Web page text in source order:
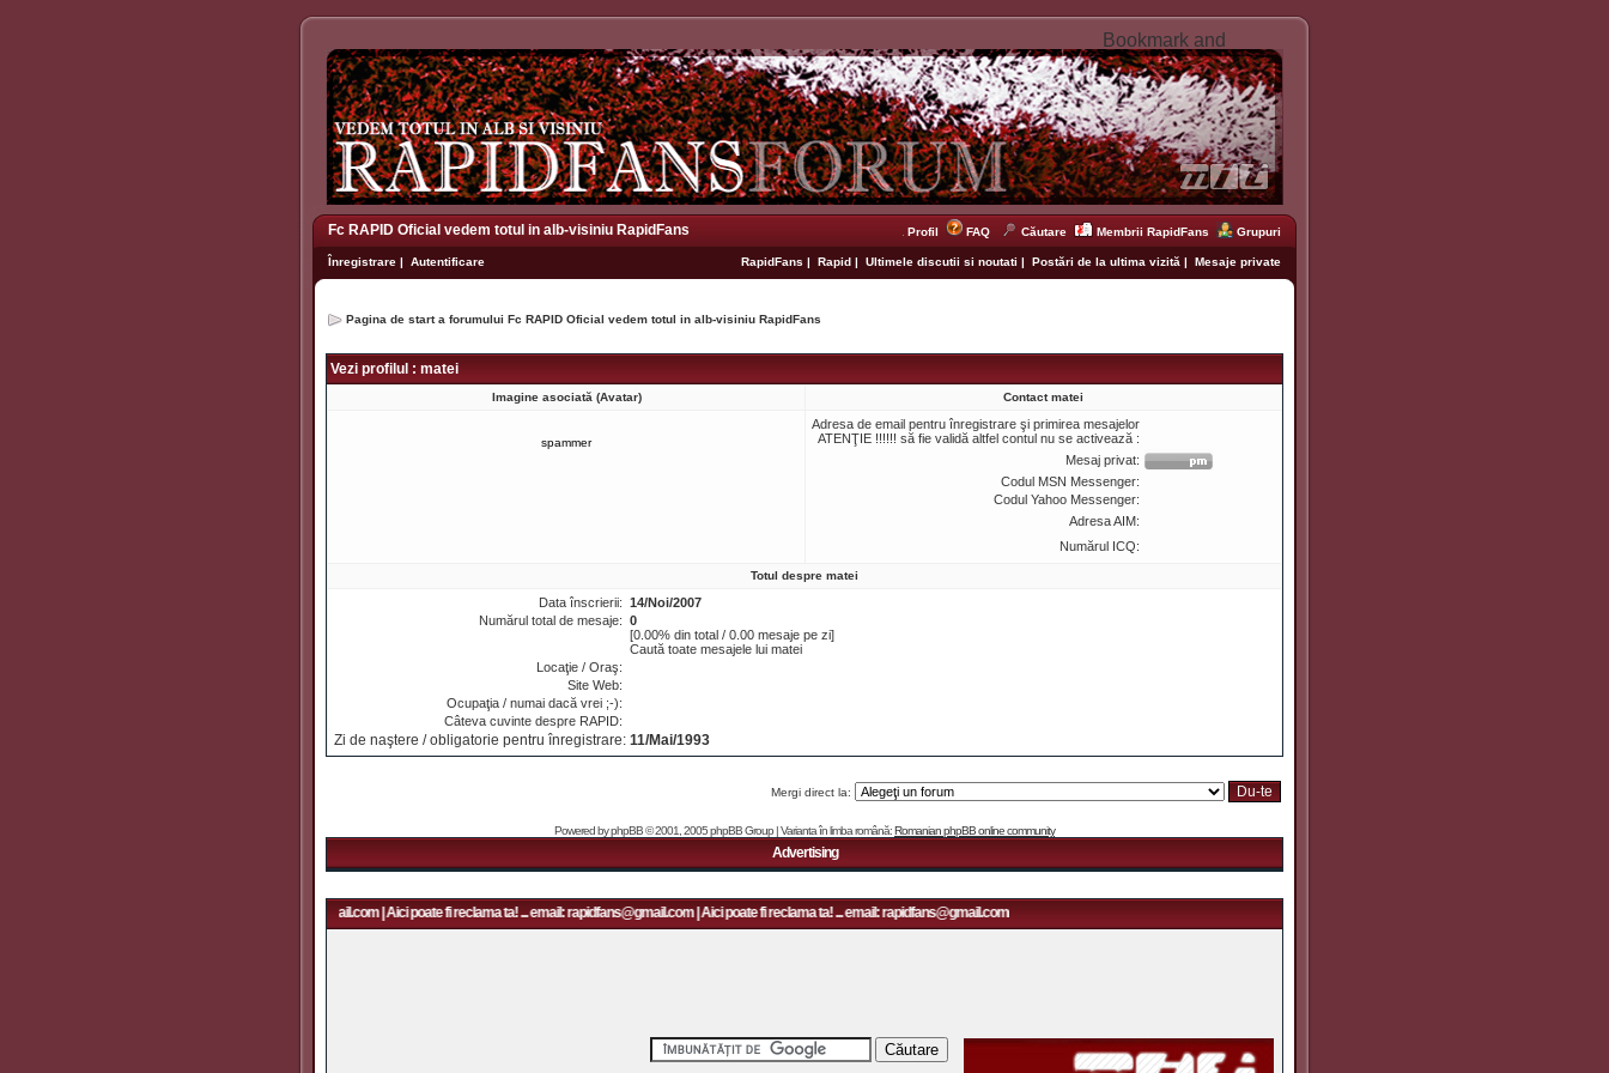
Fc RAPID Oficial vedem totul in alb-visiniu RapidFans Profil FAQ Căutare Membrii RapidFans Grupuri
Înregistrare | Autentificare RapidFans | Rapid | Ultimele discutii si noutati | Postări de la ultima vizită | Mesaje private
Pagina de start a forumului Fc RAPID Oficial vedem totul in alb-visiniu RapidFans
Vezi profilul : matei
Imagine asociată (Avatar) Contact matei
spammer
Adresa de email pentru înregistrare şi primirea mesajelor
ATENŢIE !!!!!! să fie validă altfel contul nu se activează :
Mesaj privat:
Codul MSN Messenger:
Codul Yahoo Messenger:
Adresa AIM:
Numărul ICQ:
Totul despre matei
Data înscrierii: 14/Noi/2007
Numărul total de mesaje: 0
[0.00% din total / 0.00 mesaje pe zi]
Caută toate mesajele lui matei
Locaţie / Oraş:
Site Web:
Ocupaţia / numai dacă vrei ;-):
Câteva cuvinte despre RAPID:
Zi de naştere / obligatorie pentru înregistrare: 11/Mai/1993
Mergi direct la:
Powered byphpBB© 2001, 2005 phpBB Group | Varianta în limba română:Romanian phpBB online community
Advertising
Aici poate fi reclama ta! ... email: rapidfans@gmail.com | Aici poate fi reclama ta! ... email: rapidfans@gmail.com | Aici poate fi reclama ta! ... email: rapidfans@gmail.com